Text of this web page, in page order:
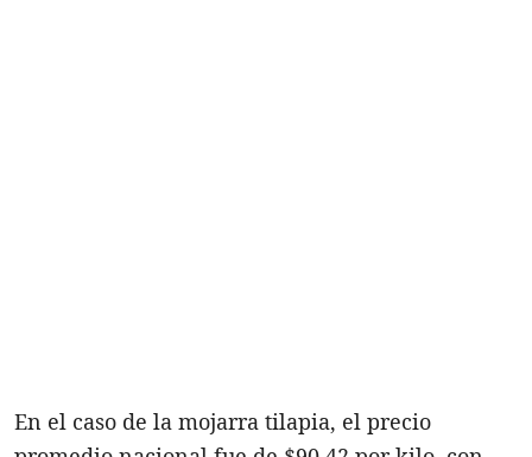
En el caso de la mojarra tilapia, el precio